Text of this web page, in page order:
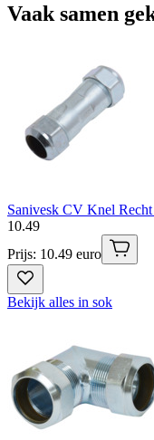
Vaak samen
Sanivesk CV Knel
10.49
Prijs: 10.49 euro
Bekijk alles in sok